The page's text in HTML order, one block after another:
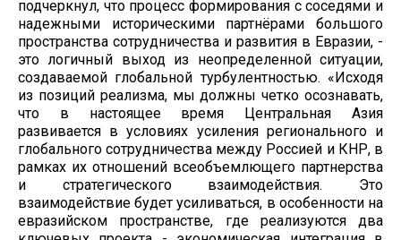
подчеркнул, что процесс формирования с соседями и
надежными историческими партнёрами большого
пространства сотрудничества и развития в Евразии, -
это логичный выход из неопределенной ситуации,
создаваемой глобальной турбулентностью. «Исходя
из позиций реализма, мы должны четко осознавать,
что в настоящее время Центральная Азия
развивается в условиях усиления регионального и
глобального сотрудничества между Россией и КНР, в
рамках их отношений всеобъемлющего партнерства
и стратегического взаимодействия. Это
взаимодействие будет усиливаться, в особенности на
евразийском пространстве, где реализуются два